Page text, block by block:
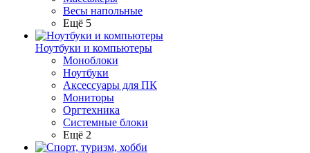
Весы напольные
Ещё 5
Ноутбуки и компьютеры
Моноблоки
Ноутбуки
Аксессуары для ПК
Мониторы
Оргтехника
Системные блоки
Ещё 2